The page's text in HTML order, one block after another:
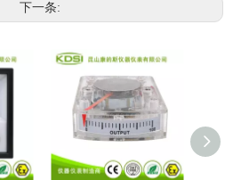
下一条: